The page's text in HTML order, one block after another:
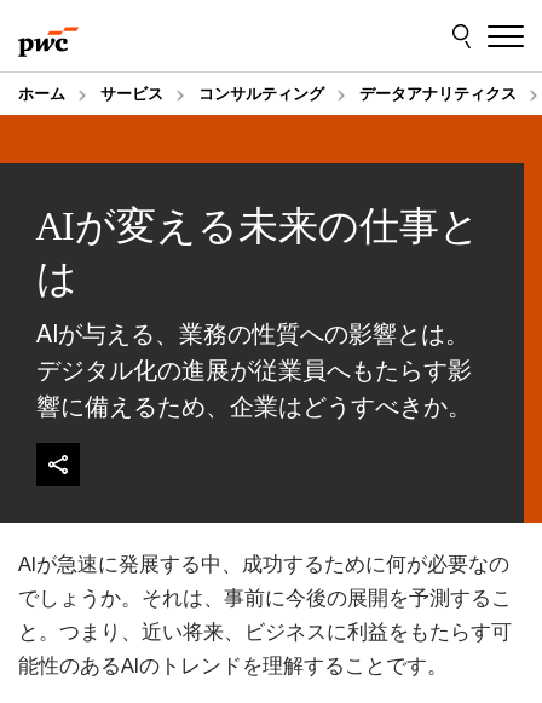
to
content
to
footer
ホーム サービス コンサルティング データアナリティクス
AIが変える未来の仕事と
は
AIが与える、業務の性質への影響とは。
デジタル化の進展が従業員へもたらす影
響に備えるため、企業はどうすべきか。
AIが急速に発展する中、成功するために何が必要なの
でしょうか。それは、事前に今後の展開を予測するこ
と。つまり、近い将来、ビジネスに利益をもたらす可
能性のあるAIのトレンドを理解することです。